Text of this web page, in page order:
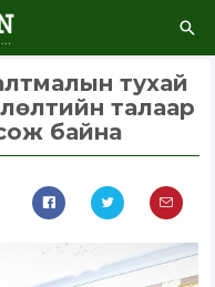
тухай
талаар
байна